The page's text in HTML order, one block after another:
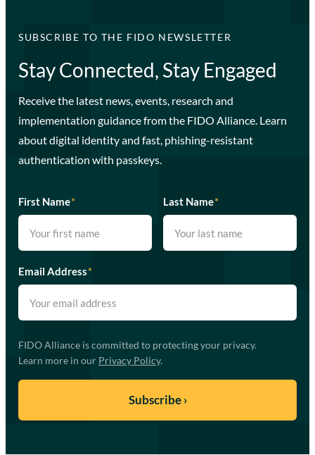
SUBSCRIBE TO THE FIDO NEWSLETTER
Stay Connected, Stay Engaged
Receive the latest news, events, research and
implementation guidance from the FIDO Alliance. Learn
about digital identity and fast, phishing-resistant
authentication with passkeys.
First Name* Last Name*
Email Address*
FIDO Alliance is committed to protecting your privacy.
Learn more in our Privacy Policy.